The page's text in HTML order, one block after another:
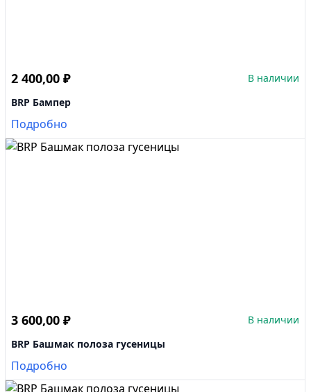
2 400,00 ₽
В наличии
BRP Бампер
Подробно
3 600,00 ₽
В наличии
BRP Башмак полоза гусеницы
Подробно